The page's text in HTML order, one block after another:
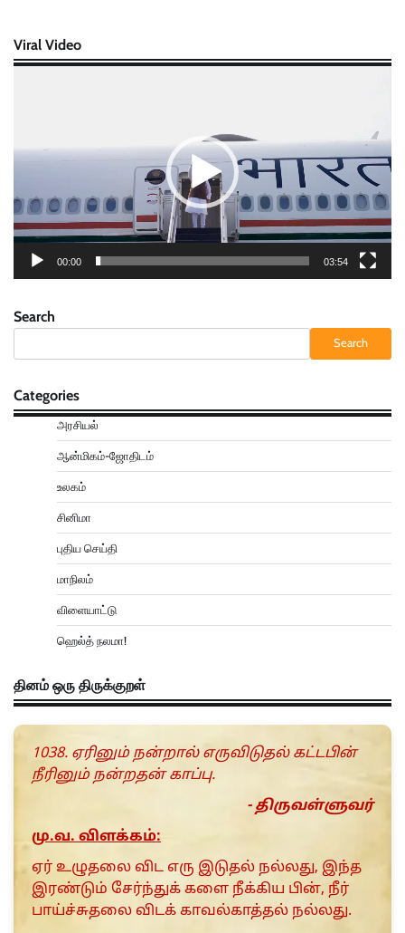
Viral Video
00:00 03:54
Search
Search
Categories
அரசியல்
ஆன்மிகம்-ஜோதிடம்
உலகம்
சினிமா
புதிய செய்தி
மாநிலம்
விளையாட்டு
ஹெல்த் நலமா!
தினம் ஒரு திருக்குறள்
1038. ஏரினும் நன்றால் எருவிடுதல் கட்டபின்
நீரினும் நன்றதன் காப்பு.
- திருவள்ளுவர்
மு.வ. விளக்கம்:
ஏர் உழுதலை விட எரு இடுதல் நல்லது, இந்த
இரண்டும் சேர்ந்துக் களை நீக்கிய பின், நீர்
பாய்ச்சுதலை விடக் காவல்காத்தல் நல்லது.